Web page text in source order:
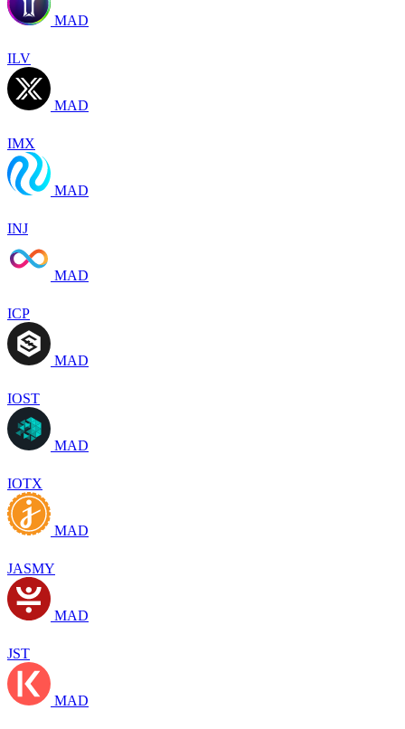
MAD
ILV
MAD
IMX
MAD
INJ
MAD
ICP
MAD
IOST
MAD
IOTX
MAD
JASMY
MAD
JST
MAD